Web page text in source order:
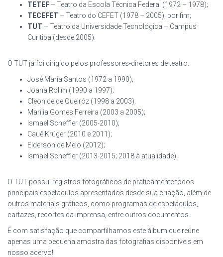
TETEF – Teatro da Escola Técnica Federal (1972 – 1978);
TECEFET – Teatro do CEFET (1978 – 2005), por fim;
TUT – Teatro da Universidade Tecnológica – Campus
Curitiba (desde 2005).
O TUT já foi dirigido pelos professores-diretores de teatro:
José Maria Santos (1972 a 1990);
Joana Rolim (1990 a 1997);
Cleonice de Queiróz (1998 a 2003);
Marília Gomes Ferreira (2003 a 2005);
Ismael Scheffler (2005-2010);
Cauê Krüger (2010 e 2011);
Elderson de Melo (2012);
Ismael Scheffler (2013-2015; 2018 à atualidade).
O TUT possui registros fotográficos de praticamente todos
principais espetáculos apresentados desde sua criação, além de
outros materiais gráficos, como programas de espetáculos,
cartazes, recortes da imprensa, entre outros documentos.
É com satisfação que compartilhamos este álbum que reúne
apenas uma pequena amostra das fotografias disponíveis em
nosso acervo!